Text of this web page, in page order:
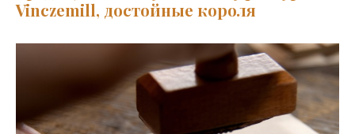
Vinczemill, достойные короля